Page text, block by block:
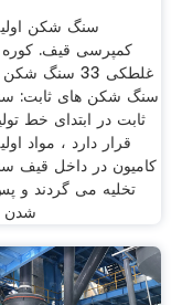
سنگ شکن
کمپرسی قیف. کوره
غلطکی 33 سنگ
سنگ شکن هاى ثابت:
ثابت در ابتدای خط
قرار دارد ، مواد
کامیون در داخل قیف
تخلیه می گردند و
شدن